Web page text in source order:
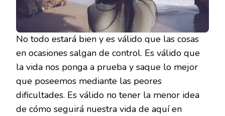
No todo estará bien y es válido que las cosas
en ocasiones salgan de control. Es válido que
la vida nos ponga a prueba y saque lo mejor
que poseemos mediante las peores
dificultades. Es válido no tener la menor idea
de cómo seguirá nuestra vida de aquí en